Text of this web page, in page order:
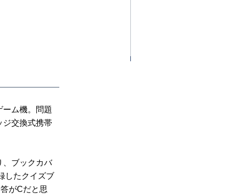
ム機。問題
ジ交換式携帯
ブックカバ
したクイズブ
がCだと思